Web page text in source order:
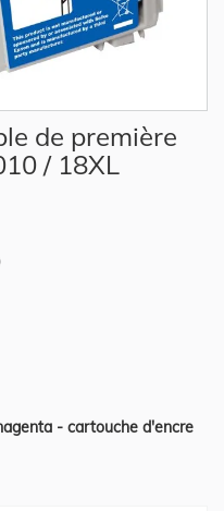
de première
/ 18XL
- cartouche d'encre